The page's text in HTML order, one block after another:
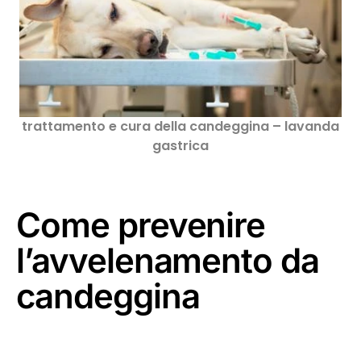
trattamento e cura della candeggina – lavanda
gastrica
Come prevenire
l’avvelenamento da
candeggina